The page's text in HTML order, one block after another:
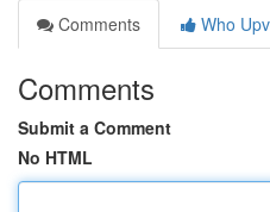
Comments
Who
Comments
Submit a Comment
No HTML